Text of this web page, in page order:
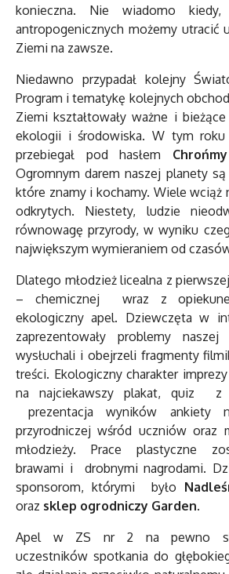
konieczna. Nie wiadomo kiedy,
antropogenicznych możemy utracić
Ziemi na zawsze.
Niedawno przypadał kolejny
Program i tematykę kolejnych
Ziemi kształtowały ważne i
ekologii i środowiska. W tym roku
przebiegał pod hasłem
Ogromnym darem naszej planety
które znamy i kochamy. Wiele wciąż
odkrytych. Niestety, ludzie
równowagę przyrody, w wyniku
największym wymieraniem od
Dlatego młodzież licealna z
– chemicznej wraz z
ekologiczny apel. Dziewczęta w
zaprezentowały problemy
wysłuchali i obejrzeli fragmenty
treści. Ekologiczny charakter
na najciekawszy plakat, quiz z
prezentacja wyników ankiety
przyrodniczej wśród uczniów oraz
młodzieży. Prace plastyczne
brawami i drobnymi nagrodami.
sponsorom, którymi było
oraz sklep ogrodniczy Garden.
Apel w ZS nr 2 na pewno
uczestników spotkania do